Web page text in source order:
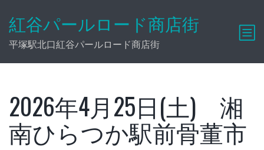
紅谷パールロード商店街
平塚駅北口紅谷パールロード商店街
2026年4月25日(土) 湘
南ひらつか駅前骨董市